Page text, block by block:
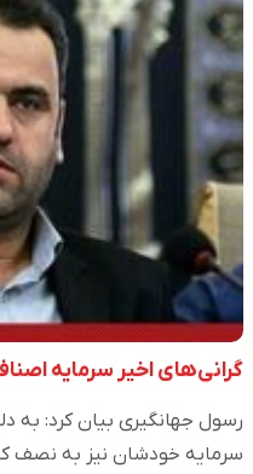
گرانی‌های اخیر سرمایه
رسول جهانگیری بیان کرد: به
سرمایه خودشان نیز به نصف